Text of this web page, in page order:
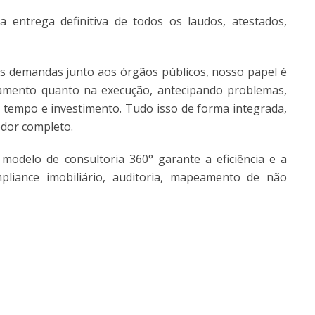
entrega definitiva de todos os laudos, atestados,
junto aos órgãos públicos, nosso papel é
quanto na execução, antecipando problemas,
e investimento. Tudo isso de forma integrada,
completo.
de consultoria 360° garante a eficiência e a
imobiliário, auditoria, mapeamento de não